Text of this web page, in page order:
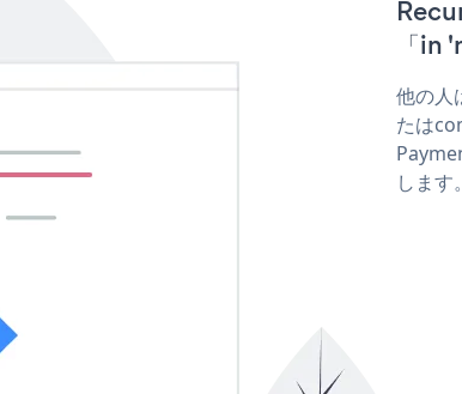
「in
他の人
たは
します。